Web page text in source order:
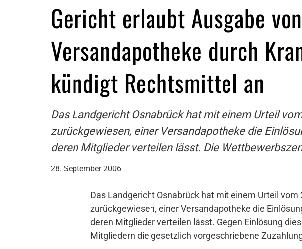
Gericht erlaubt Ausgabe
Versandapotheke durch
kündigt Rechtsmittel an
Das Landgericht Osnabrück hat mit einem Urteil
zurückgewiesen, einer Versandapotheke die
deren Mitglieder verteilen lässt. Die
28. September 2006
Das Landgericht Osnabrück hat mit einem Urteil
zurückgewiesen, einer Versandapotheke die
deren Mitglieder verteilen lässt. Gegen Einlösung
Mitgliedern die gesetzlich vorgeschriebene